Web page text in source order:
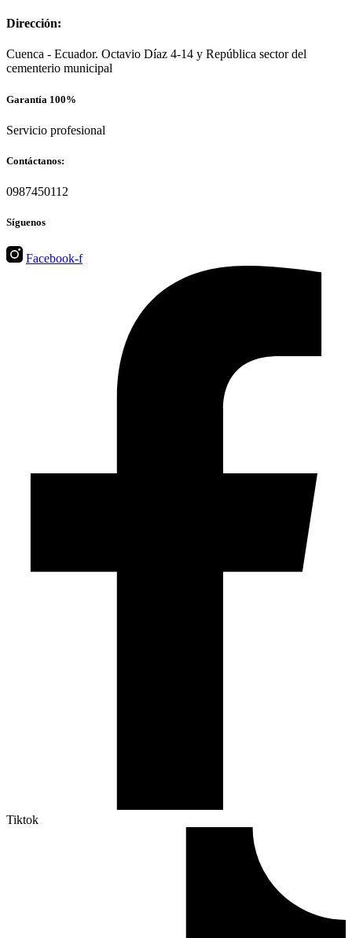
Dirección:
Cuenca - Ecuador. Octavio Díaz 4-14 y República sector del
cementerio municipal
Garantía 100%
Servicio profesional
Contáctanos:
0987450112
Síguenos
Facebook-f
Tiktok